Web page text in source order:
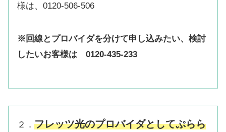
様は、0120-506-506
※回線とプロバイダを分けて申し込みたい、検討
したいお客様は 0120-435-233
２． フレッツ光のプロバイダとしてぷらら